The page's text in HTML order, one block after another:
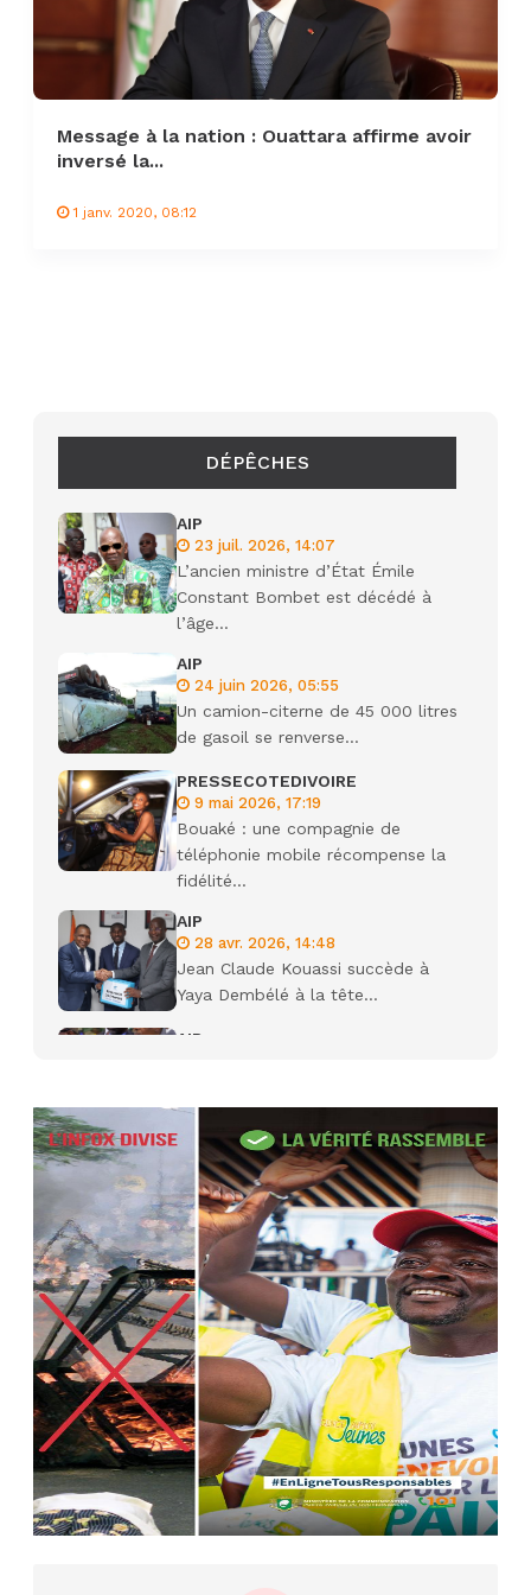
Message à la nation : Ouattara affirme avoir
inversé la...
1 janv. 2020, 08:12
DÉPÊCHES
AIP
23 juil. 2026, 14:07
L’ancien ministre d’État Émile
Constant Bombet est décédé à
l’âge...
AIP
24 juin 2026, 05:55
Un camion-citerne de 45 000 litres
de gasoil se renverse...
PRESSECOTEDIVOIRE
9 mai 2026, 17:19
Bouaké : une compagnie de
téléphonie mobile récompense la
fidélité...
AIP
28 avr. 2026, 14:48
Jean Claude Kouassi succède à
Yaya Dembélé à la tête...
AIP
Camara tué lors d’attaques...
22 avr. 2026, 16:41
Des bureaux ravagés dans un
incendie survenu à la mairie...
AIP
10 avr. 2026, 09:48
Nommé Médiateur de la
République, Gaoussou Touré prend
officiellement fonction
AIP
13 mars 2026, 10:43
Nécrologie : décès de Guillaume
Houphouët-Boigny, fils du Père
fondateur...